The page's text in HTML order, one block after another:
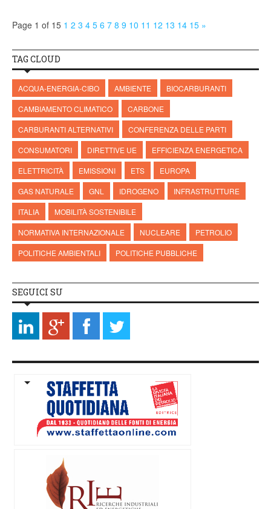
Page 1 of 15 1 2 3 4 5 6 7 8 9 10 11 12 13 14 15 »
TAG CLOUD
ACQUA-ENERGIA-CIBO AMBIENTE
BIOCARBURANTI
CAMBIAMENTO CLIMATICO
CARBONE
CARBURANTI ALTERNATIVI
CONFERENZA DELLE PARTI
CONSUMATORI
DIRETTIVE UE
EFFICIENZA ENERGETICA
ELETTRICITÀ
EMISSIONI ETS
EUROPA
GAS NATURALE
GNL IDROGENO
INFRASTRUTTURE
ITALIA
MOBILITÀ SOSTENIBILE
NORMATIVA INTERNAZIONALE
NUCLEARE
PETROLIO
POLITICHE AMBIENTALI
POLITICHE PUBBLICHE
SEGUICI SU